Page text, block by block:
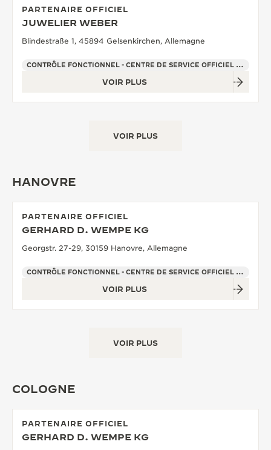
PARTENAIRE OFFICIEL
JUWELIER WEBER
Blindestraße 1, 45894 Gelsenkirchen, Allemagne
CONTRÔLE FONCTIONNEL - CENTRE DE SERVICE OFFICIEL - POINT DE VENTE
VOIR PLUS
VOIR PLUS
HANOVRE
PARTENAIRE OFFICIEL
GERHARD D. WEMPE KG
Georgstr. 27-29, 30159 Hanovre, Allemagne
CONTRÔLE FONCTIONNEL - CENTRE DE SERVICE OFFICIEL - POINT DE VENTE
VOIR PLUS
VOIR PLUS
COLOGNE
PARTENAIRE OFFICIEL
GERHARD D. WEMPE KG